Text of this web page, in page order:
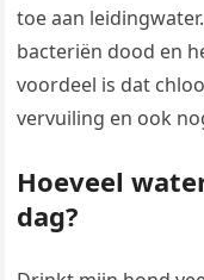
toe aan
bacteriën dood en
voordeel is dat
vervuiling en ook
Hoeveel
dag?